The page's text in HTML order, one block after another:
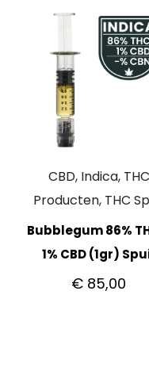
CBD, Indica, THC
Producten, THC
Bubblegum 86%
1% CBD (1gr)
€ 85,00